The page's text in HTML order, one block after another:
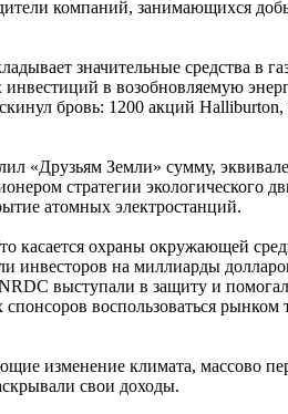
компаний, занимающихся
значительные средства в
в возобновляемую
бровь: 1200 акций Halliburton,
«Друзьям Земли» сумму,
стратегии экологического
атомных электростанций.
касается охраны окружающей
инвесторов на миллиарды
выступали в защиту и
воспользоваться
изменение климата, массово
свои доходы.